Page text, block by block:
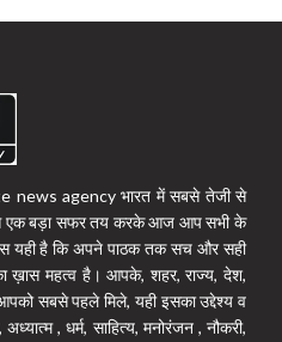
news agency भारत में सबसे तेजी से
से एक बड़ा सफर तय करके आज आप सभी के
यही है कि अपने पाठक तक सच और सही
ख़ास महत्व है। आपके, शहर, राज्य, देश,
सबसे पहले मिले, यही इसका उद्देश्य व
, धर्म, साहित्य, मनोरंजन , नौकरी,